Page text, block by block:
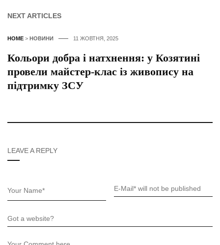
NEXT ARTICLES
HOME > НОВИНИ 11 ЖОВТНЯ, 2025
Кольори добра і натхнення: у Козятині
провели майстер-клас із живопису на
підтримку ЗСУ
LEAVE A REPLY